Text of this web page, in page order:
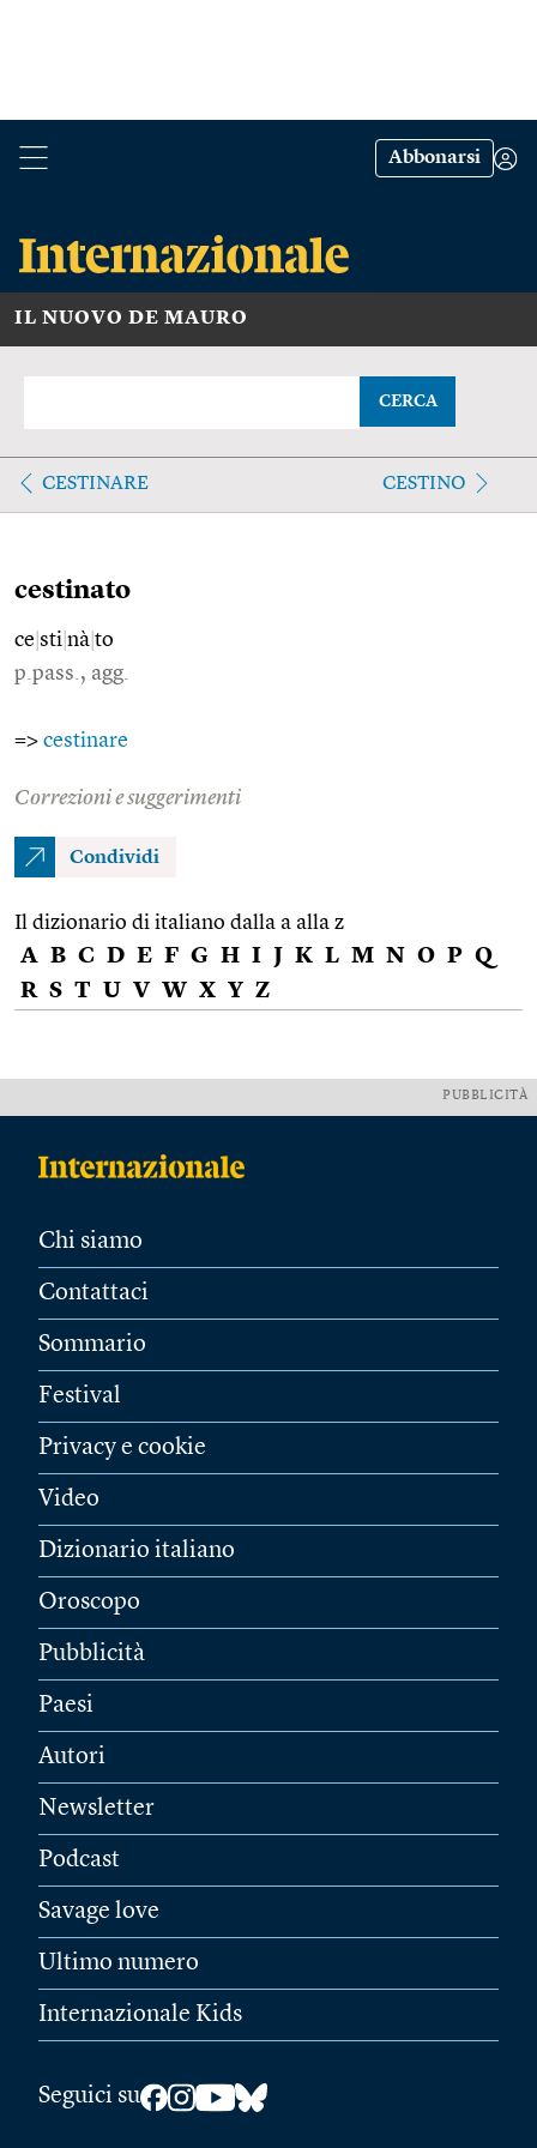
Abbonarsi
IL NUOVO DE MAURO
CERCA
CESTINARE CESTINO
cestinato
ce sti nà to
p.pass., agg.
=> cestinare
Correzioni e suggerimenti
Condividi
Il dizionario di italiano dalla a alla z
A B C D E F G H I J K L M N O P Q
R S T U V W X Y Z
PUBBLICITÀ
Chi siamo
Contattaci
Sommario
Festival
Privacy e cookie
Video
Dizionario italiano
Oroscopo
Pubblicità
Paesi
Autori
Newsletter
Podcast
Savage love
Ultimo numero
Internazionale Kids
Seguici su